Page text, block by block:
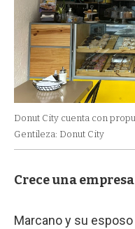
Donut City cuenta con
Gentileza: Donut City
Crece una
Marcano y su